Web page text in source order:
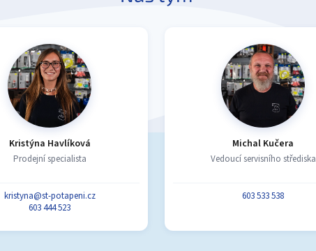
Kristýna Havlíková
Prodejní specialista
kristyna@st-potapeni.cz
603 444 523
Michal Kučera
Vedoucí servisního střediska
603 533 538